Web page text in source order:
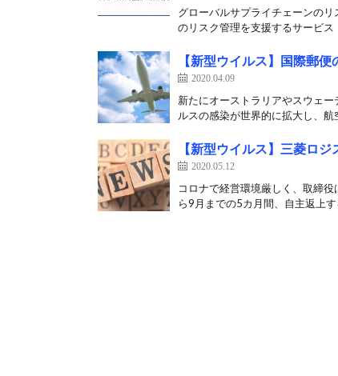
グローバルサプライチェーンの
のリスク管理を支援するサービス
【新型ウイルス】国際郵
2020.04.09
新たにオーストラリアやスウェ
ルスの感染が世界的に拡大し、
【新型ウイルス】三菱ロ
2020.05.12
コロナで経営環境厳しく、取締
ら9月までの5カ月間、自主返上